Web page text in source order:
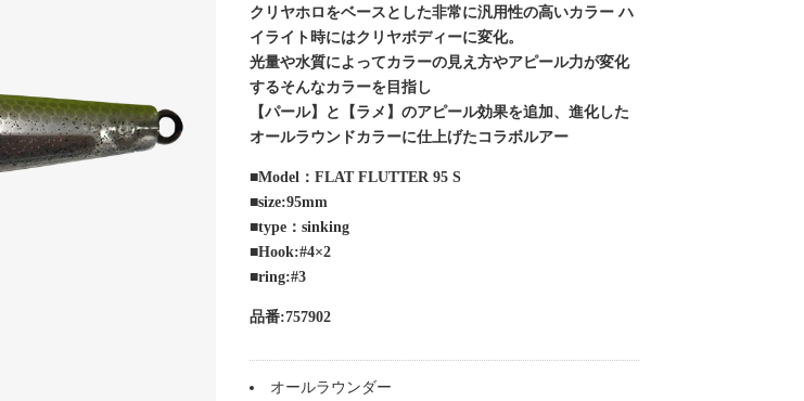
クリヤホロをベースとした非常に汎用性の高いカラー ハ
イライト時にはクリヤボディーに変化。
光量や水質によってカラーの見え方やアピール力が変化
するそんなカラーを目指し
【パール】と【ラメ】のアピール効果を追加、進化した
オールラウンドカラーに仕上げたコラボルアー
■Model：FLAT FLUTTER 95 S
■size:95mm
■type：sinking
■Hook:#4×2
■ring:#3
品番:757902
オールラウンダー